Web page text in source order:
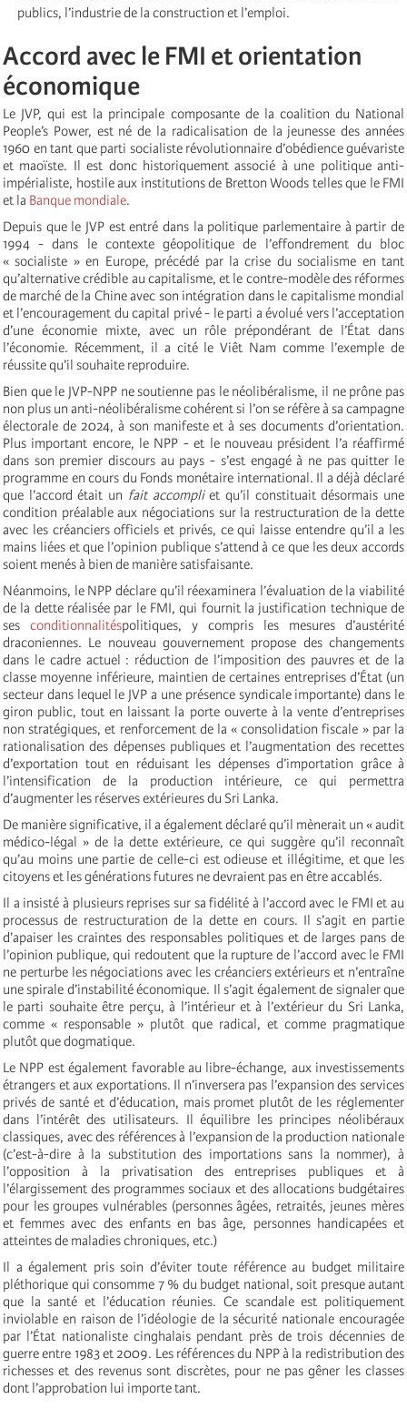
publics, l’industrie de la construction et l’emploi.
Accord avec le FMI et orientation
économique
Le JVP, qui est la principale composante de la coalition du National
People’s Power, est né de la radicalisation de la jeunesse des années
1960 en tant que parti socialiste révolutionnaire d’obédience guévariste
et maoïste. Il est donc historiquement associé à une politique anti-
impérialiste, hostile aux institutions de Bretton Woods telles que le FMI
et la Banque mondiale.
Depuis que le JVP est entré dans la politique parlementaire à partir de
1994 - dans le contexte géopolitique de l’effondrement du bloc
« socialiste » en Europe, précédé par la crise du socialisme en tant
qu’alternative crédible au capitalisme, et le contre-modèle des réformes
de marché de la Chine avec son intégration dans le capitalisme mondial
et l’encouragement du capital privé - le parti a évolué vers l’acceptation
d’une économie mixte, avec un rôle prépondérant de l’État dans
l’économie. Récemment, il a cité le Viêt Nam comme l’exemple de
réussite qu’il souhaite reproduire.
Bien que le JVP-NPP ne soutienne pas le néolibéralisme, il ne prône pas
non plus un anti-néolibéralisme cohérent si l’on se réfère à sa campagne
électorale de 2024, à son manifeste et à ses documents d’orientation.
Plus important encore, le NPP - et le nouveau président l’a réaffirmé
dans son premier discours au pays - s’est engagé à ne pas quitter le
programme en cours du Fonds monétaire international. Il a déjà déclaré
que l’accord était un fait accompliet qu’il constituait désormais une
condition préalable aux négociations sur la restructuration de la dette
avec les créanciers officiels et privés, ce qui laisse entendre qu’il a les
mains liées et que l’opinion publique s’attend à ce que les deux accords
soient menés à bien de manière satisfaisante.
Néanmoins, le NPP déclare qu’il réexaminera l’évaluation de la viabilité
de la dette réalisée par le FMI, qui fournit la justification technique de
ses conditionnalitéspolitiques, y compris les mesures d’austérité
draconiennes. Le nouveau gouvernement propose des changements
dans le cadre actuel : réduction de l’imposition des pauvres et de la
classe moyenne inférieure, maintien de certaines entreprises d’État (un
secteur dans lequel le JVP a une présence syndicale importante) dans le
giron public, tout en laissant la porte ouverte à la vente d’entreprises
non stratégiques, et renforcement de la « consolidation fiscale » par la
rationalisation des dépenses publiques et l’augmentation des recettes
d’exportation tout en réduisant les dépenses d’importation grâce à
l’intensification de la production intérieure, ce qui permettra
d’augmenter les réserves extérieures du Sri Lanka.
De manière significative, il a également déclaré qu’il mènerait un « audit
médico-légal » de la dette extérieure, ce qui suggère qu’il reconnaît
qu’au moins une partie de celle-ci est odieuse et illégitime, et que les
citoyens et les générations futures ne devraient pas en être accablés.
Il a insisté à plusieurs reprises sur sa fidélité à l’accord avec le FMI et au
processus de restructuration de la dette en cours. Il s’agit en partie
d’apaiser les craintes des responsables politiques et de larges pans de
l’opinion publique, qui redoutent que la rupture de l’accord avec le FMI
ne perturbe les négociations avec les créanciers extérieurs et n’entraîne
une spirale d’instabilité économique. Il s’agit également de signaler que
le parti souhaite être perçu, à l’intérieur et à l’extérieur du Sri Lanka,
comme « responsable » plutôt que radical, et comme pragmatique
plutôt que dogmatique.
Le NPP est également favorable au libre-échange, aux investissements
étrangers et aux exportations. Il n’inversera pas l’expansion des services
privés de santé et d’éducation, mais promet plutôt de les réglementer
dans l’intérêt des utilisateurs. Il équilibre les principes néolibéraux
classiques, avec des références à l’expansion de la production nationale
(c’est-à-dire à la substitution des importations sans la nommer), à
l’opposition à la privatisation des entreprises publiques et à
l’élargissement des programmes sociaux et des allocations budgétaires
pour les groupes vulnérables (personnes âgées, retraités, jeunes mères
et femmes avec des enfants en bas âge, personnes handicapées et
atteintes de maladies chroniques, etc.)
Il a également pris soin d’éviter toute référence au budget militaire
pléthorique qui consomme 7 % du budget national, soit presque autant
que la santé et l’éducation réunies. Ce scandale est politiquement
inviolable en raison de l’idéologie de la sécurité nationale encouragée
par l’État nationaliste cinghalais pendant près de trois décennies de
guerre entre 1983 et 2009. Les références du NPP à la redistribution des
richesses et des revenus sont discrètes, pour ne pas gêner les classes
dont l’approbation lui importe tant.